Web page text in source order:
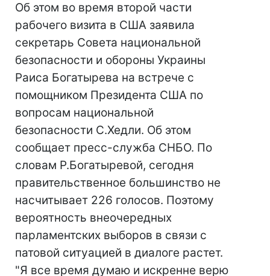
Об этом во время второй части
рабочего визита в США заявила
секретарь Совета национальной
безопасности и обороны Украины
Раиса Богатырева на встрече с
помощником Президента США по
вопросам национальной
безопасности С.Хедли. Об этом
сообщает пресс-служба СНБО. По
словам Р.Богатыревой, сегодня
правительственное большинство не
насчитывает 226 голосов. Поэтому
вероятность внеочередных
парламентских выборов в связи с
патовой ситуацией в диалоге растет.
"Я все время думаю и искренне верю